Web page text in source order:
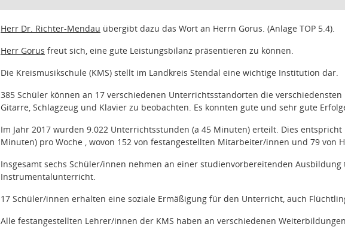
Herr Dr. Richter-Mendau übergibt dazu das Wort an Herrn Gorus. (Anlage TOP 5.4).
Herr Gorus freut sich, eine gute Leistungsbilanz präsentieren zu können.
Die Kreismusikschule (KMS) stellt im Landkreis Stendal eine wichtige Institution dar.
385 Schüler können an 17 verschiedenen Unterrichtsstandorten die
Gitarre, Schlagzeug und Klavier zu beobachten. Es konnten gute und sehr gute
Im Jahr 2017 wurden 9.022 Unterrichtsstunden (a 45 Minuten) erteilt. Dies entspricht
Minuten) pro Woche , wovon 152 von festangestellten Mitarbeiter/innen und 79 von
Insgesamt sechs Schüler/innen nehmen an einer studienvorbereitenden
Instrumentalunterricht.
17 Schüler/innen erhalten eine soziale Ermäßigung für den Unterricht, auch
Alle festangestellten Lehrer/innen der KMS haben an verschiedenen